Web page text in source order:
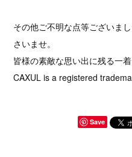
その他ご不明な点等ございま
さいませ。
皆様の素敵な思い出に残る一
CAXUL is a registered
Save